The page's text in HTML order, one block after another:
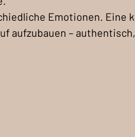
Emotionen. Eine
aufzubauen – authentisch,